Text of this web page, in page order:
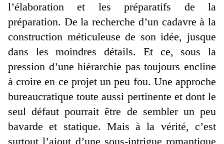
l’élaboration et les préparatifs de la
préparation. De la recherche d’un cadavre à la
construction méticuleuse de son idée, jusque
dans les moindres détails. Et ce, sous la
pression d’une hiérarchie pas toujours encline
à croire en ce projet un peu fou. Une approche
bureaucratique toute aussi pertinente et dont le
seul défaut pourrait être de sembler un peu
bavarde et statique. Mais à la vérité, c’est
surtout l’ajout d’une sous-intrigue romantique